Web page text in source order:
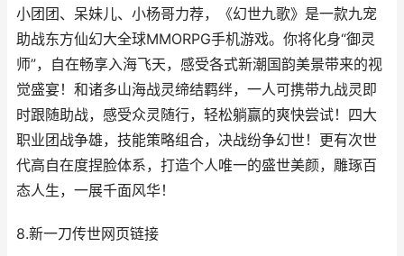
小团团、呆妹儿、小杨哥力荐，《幻世九歌》是一款九宠
助战东方仙幻大全球MMORPG手机游戏。你将化身“御灵
师”，自在畅享入海飞天，感受各式新潮国韵美景带来的视
觉盛宴！和诸多山海战灵缔结羁绊，一人可携带九战灵即
时跟随助战，感受众灵随行，轻松躺赢的爽快尝试！四大
职业团战争雄，技能策略组合，决战纷争幻世！更有次世
代高自在度捏脸体系，打造个人唯一的盛世美颜，雕琢百
态人生，一展千面风华！
8.新一刀传世网页链接